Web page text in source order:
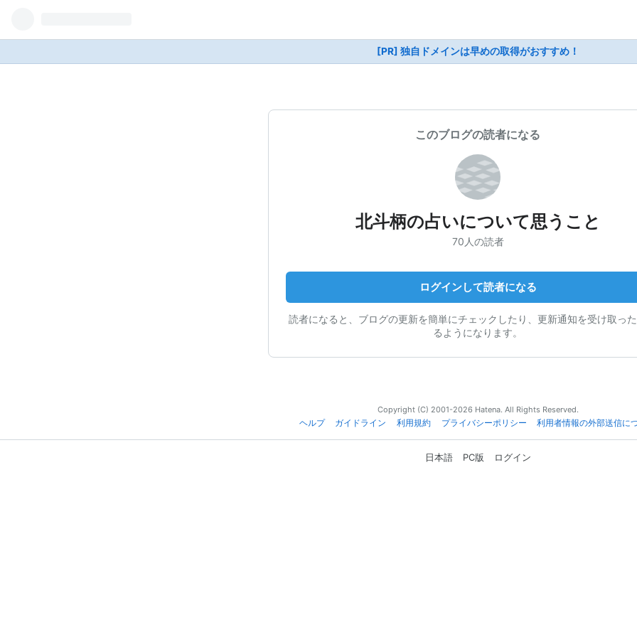
[PR] 独自ドメインは早めの取得がおすすめ！
このブログの読者になる
北斗柄の占いについて思うこと
70人の読者
ログインして読者になる
読者になると、ブログの更新を簡単にチェックしたり、更新通知を受け取っ
るようになります。
Copyright (C) 2001-2026 Hatena. All Rights Reserved.
ヘルプ
ガイドライン 利用規約 プライバシーポリシー 利用者情報の外部送信に
日本語 PC版 ログイン